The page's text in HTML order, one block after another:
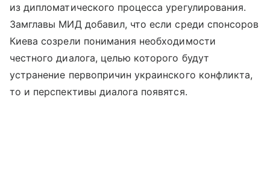
из дипломатического процесса урегулирования.
Замглавы МИД добавил, что если среди спонсоров
Киева созрели понимания необходимости
честного диалога, целью которого будут
устранение первопричин украинского конфликта,
то и перспективы диалога появятся.